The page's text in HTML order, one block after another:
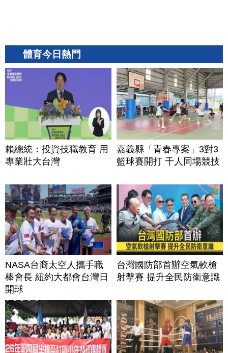
體育今日熱門
賴總統：投資技職教育 用
專業壯大台灣
嘉義縣「青春專案」3對3
籃球賽開打 千人同場競技
NASA台裔太空人攜手職
棒會長 紐約大都會台灣日
開球
台灣國防部首辦空氣軟槍
射擊賽 提升全民防衛意識